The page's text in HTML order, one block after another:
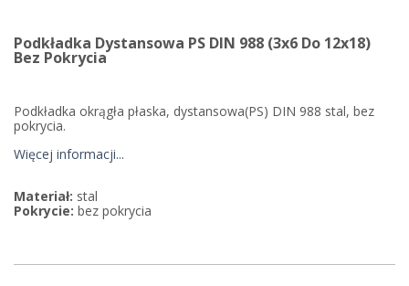
Podkładka Dystansowa PS DIN 988 (3x6 Do 12x18)
Bez Pokrycia
Podkładka okrągła płaska, dystansowa(PS) DIN 988 stal, bez
pokrycia.
Więcej informacji...
Materiał: stal
Pokrycie: bez pokrycia